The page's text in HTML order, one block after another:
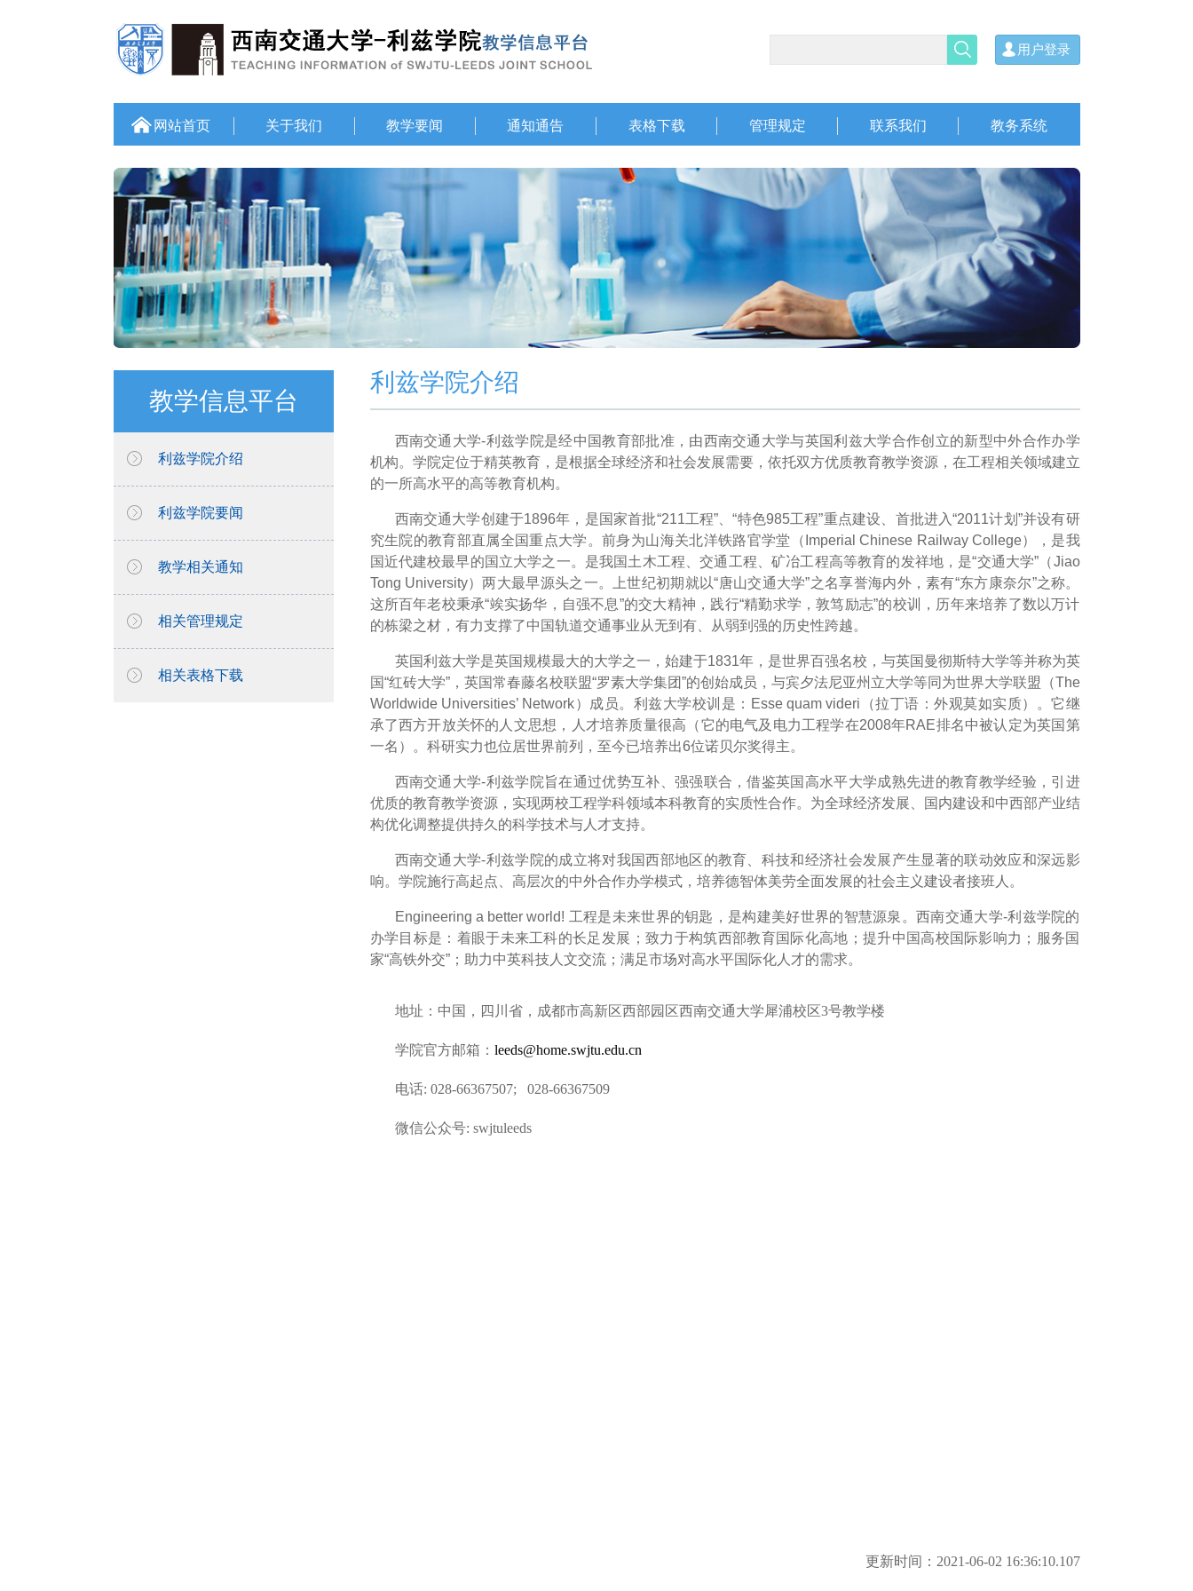
用户登录
网站首页 关于我们 教学要闻 通知通告 表格下载 管理规定 联系我们 教务系统
教学信息平台
利兹学院介绍
利兹学院要闻
教学相关通知
相关管理规定
相关表格下载
利兹学院介绍
西南交通大学-利兹学院是经中国教育部批准，由西南交通大学与英国利兹大学合作创立的新型中外合作办学
机构。学院定位于精英教育，是根据全球经济和社会发展需要，依托双方优质教育教学资源，在工程相关领域建立
的一所高水平的高等教育机构。
西南交通大学创建于1896年，是国家首批“211工程”、“特色985工程”重点建设、首批进入“2011计划”并设有研
究生院的教育部直属全国重点大学。前身为山海关北洋铁路官学堂（Imperial Chinese Railway College），是我
国近代建校最早的国立大学之一。是我国土木工程、交通工程、矿冶工程高等教育的发祥地，是“交通大学”（Jiao
Tong University）两大最早源头之一。上世纪初期就以“唐山交通大学”之名享誉海内外，素有“东方康奈尔”之称。
这所百年老校秉承“竢实扬华，自强不息”的交大精神，践行“精勤求学，敦笃励志”的校训，历年来培养了数以万计
的栋梁之材，有力支撑了中国轨道交通事业从无到有、从弱到强的历史性跨越。
英国利兹大学是英国规模最大的大学之一，始建于1831年，是世界百强名校，与英国曼彻斯特大学等并称为英
国“红砖大学”，英国常春藤名校联盟“罗素大学集团”的创始成员，与宾夕法尼亚州立大学等同为世界大学联盟（The
Worldwide Universities’ Network）成员。利兹大学校训是：Esse quam videri（拉丁语：外观莫如实质）。它继
承了西方开放关怀的人文思想，人才培养质量很高（它的电气及电力工程学在2008年RAE排名中被认定为英国第
一名）。科研实力也位居世界前列，至今已培养出6位诺贝尔奖得主。
西南交通大学-利兹学院旨在通过优势互补、强强联合，借鉴英国高水平大学成熟先进的教育教学经验，引进
优质的教育教学资源，实现两校工程学科领域本科教育的实质性合作。为全球经济发展、国内建设和中西部产业结
构优化调整提供持久的科学技术与人才支持。
西南交通大学-利兹学院的成立将对我国西部地区的教育、科技和经济社会发展产生显著的联动效应和深远影
响。学院施行高起点、高层次的中外合作办学模式，培养德智体美劳全面发展的社会主义建设者接班人。
Engineering a better world! 工程是未来世界的钥匙，是构建美好世界的智慧源泉。西南交通大学-利兹学院的
办学目标是：着眼于未来工科的长足发展；致力于构筑西部教育国际化高地；提升中国高校国际影响力；服务国
家“高铁外交”；助力中英科技人文交流；满足市场对高水平国际化人才的需求。
地址：中国，四川省，成都市高新区西部园区西南交通大学犀浦校区3号教学楼
学院官方邮箱： leeds@home.swjtu.edu.cn
电话: 028-66367507; 028-66367509
微信公众号: swjtuleeds
更新时间：2021-06-02 16:36:10.107